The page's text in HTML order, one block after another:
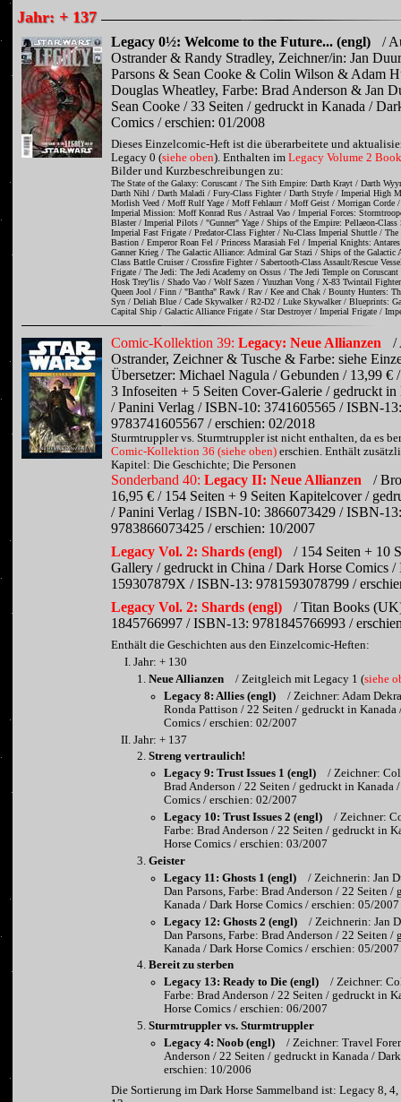
Jahr: + 137
Legacy 0½: Welcome to the Future... (engl)
/
Ostrander & Randy Stradley, Zeichner/in: Jan
Parsons & Sean Cooke & Colin Wilson & Adam
Douglas Wheatley, Farbe: Brad Anderson & Jan
Sean Cooke / 33 Seiten / gedruckt in Kanada /
Comics / erschien: 01/2008
Dieses Einzelcomic-Heft ist die überarbeitete und
Legacy 0 (siehe oben). Enthalten imLegacy Volume 2
Bilder und Kurzbeschreibungen zu:
The State of the Galaxy: Coruscant / The Sith Empire: Darth Krayt / Darth
Darth Nihl / Darth Maladi / Fury-Class Fighter / Darth Stryfe / Imperial High
Morlish Veed / Moff Rulf Yage / Moff Fehlaurr / Moff Geist / Morrigan Corde
Imperial Mission: Moff Konrad Rus / Astraal Vao / Imperial Forces:
Blaster / Imperial Pilots / "Gunner" Yage / Ships of the Empire: Pellaeon-Class
Imperial Fast Frigate / Predator-Class Fighter / Nu-Class Imperial Shuttle /
Bastion / Emperor Roan Fel / Princess Marasiah Fel / Imperial Knights:
Ganner Krieg / The Galactic Alliance: Admiral Gar Stazi / Ships of the Galactic
Class Battle Cruiser / Crossfire Fighter / Sabertooth-Class Assault/Rescue
Frigate / The Jedi: The Jedi Academy on Ossus / The Jedi Temple on
Hosk Trey'lis / Shado Vao / Wolf Sazen / Yuuzhan Vong / X-83 Twintail
Queen Jool / Finn / "Bantha" Rawk / Rav / Kee and Chak / Bounty Hunters:
Syn / Deliah Blue / Cade Skywalker / R2-D2 / Luke Skywalker / Blueprints:
Capital Ship / Galactic Alliance Frigate / Star Destroyer / Imperial Frigate /
Comic-Kollektion 39:Legacy: Neue Allianzen
/
Ostrander, Zeichner & Tusche & Farbe: siehe
Übersetzer: Michael Nagula / Gebunden / 13,99 €
3 Infoseiten + 5 Seiten Cover-Galerie / gedruckt in
/ Panini Verlag / ISBN-10: 3741605565 / ISBN-
9783741605567 / erschien: 02/2018
Sturmtruppler vs. Sturmtruppler ist nicht enthalten, da es
Comic-Kollektion 36 (siehe oben) erschien. Enthält
Kapitel: Die Geschichte; Die Personen
Sonderband 40:Legacy II: Neue Allianzen
/
16,95 € / 154 Seiten + 9 Seiten Kapitelcover /
/ Panini Verlag / ISBN-10: 3866073429 / ISBN-
9783866073425 / erschien: 10/2007
Legacy Vol. 2: Shards (engl)
/ 154 Seiten + 10
Gallery / gedruckt in China / Dark Horse Comics
159307879X / ISBN-13: 9781593078799 /
Legacy Vol. 2: Shards (engl)
/ Titan Books
1845766997 / ISBN-13: 9781845766993 /
Enthält die Geschichten aus den Einzelcomic-Heften:
Jahr: + 130
Neue Allianzen
/ Zeitgleich mit Legacy 1 (siehe
Legacy 8: Allies (engl)
/ Zeichner: Adam
Ronda Pattison / 22 Seiten / gedruckt in Kanada
Comics / erschien: 02/2007
Jahr: + 137
Streng vertraulich!
Legacy 9: Trust Issues 1 (engl)
/ Zeichner:
Brad Anderson / 22 Seiten / gedruckt in Kanada
Comics / erschien: 02/2007
Legacy 10: Trust Issues 2 (engl)
/ Zeichner:
Farbe: Brad Anderson / 22 Seiten / gedruckt in
Horse Comics / erschien: 03/2007
Geister
Legacy 11: Ghosts 1 (engl)
/ Zeichnerin: Jan
Dan Parsons, Farbe: Brad Anderson / 22 Seiten /
Kanada / Dark Horse Comics / erschien: 05/2007
Legacy 12: Ghosts 2 (engl)
/ Zeichnerin: Jan
Dan Parsons, Farbe: Brad Anderson / 22 Seiten /
Kanada / Dark Horse Comics / erschien: 05/2007
Bereit zu sterben
Legacy 13: Ready to Die (engl)
/ Zeichner:
Farbe: Brad Anderson / 22 Seiten / gedruckt in
Horse Comics / erschien: 06/2007
Sturmtruppler vs. Sturmtruppler
Legacy 4: Noob (engl)
/ Zeichner: Travel
Anderson / 22 Seiten / gedruckt in Kanada /
erschien: 10/2006
Die Sortierung im Dark Horse Sammelband ist: Legacy 8, 4,